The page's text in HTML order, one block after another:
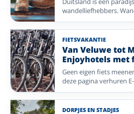
wandelliefhebbers.
over rustige paden en
landschappen in
Harz, Eifel en Rhön.
Waddenkust laten u
natuur en mooie
comfortabel Enjoyhotel
u de mooiste plekken
combineert u actief
ontspannen.
FIETSVAKANTIE
Van Veluwe tot
Enjoyhotels
Geen eigen fiets
deze pagina verhuren
verschillen per hotel.
Nederland of
bos en heide.
DORPJES EN STADJES